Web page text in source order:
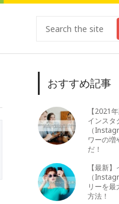
おすすめ記事
【2021
インスタ
（
ワーの増
だ！
【最新
（
リーを
方法！